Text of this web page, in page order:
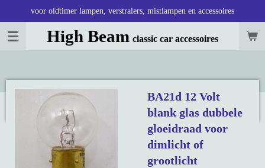
naar
High Beam classic car accessoires
voor oldtimer lampen, verstralers, mistlampen en accessoires
BA21d 12 Volt
blank glas dubbele
gloeidraad voor
dimlicht of
grootlicht